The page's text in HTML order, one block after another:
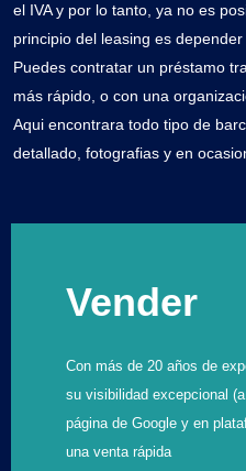
el IVA y por lo tanto, ya no es
principio del leasing es
Puedes contratar un préstamo
más rápido, o con una
Aqui encontrara todo tipo de
detallado, fotografias y en
Vender
Con más de 20 años de
su visibilidad excepcional
página de Google y en
una venta rápida